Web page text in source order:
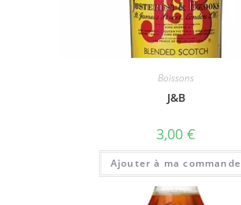
Boissons
J&B
3,00 €
Ajouter à ma commande